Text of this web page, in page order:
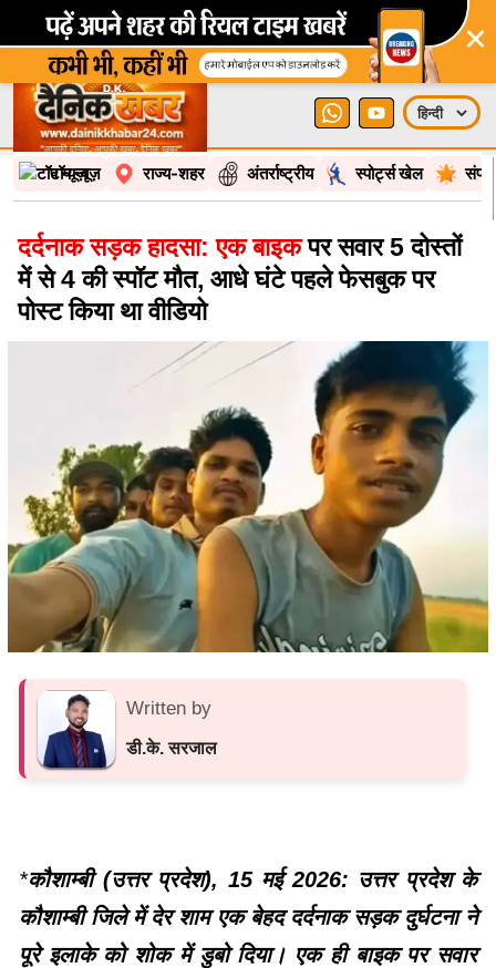
×
टॉप न्यूज़ राज्य-शहर अंतर्राष्ट्रीय स्पोर्ट्स खेल
दर्दनाक सड़क हादसा: एक बाइकपर सवार 5 दोस्तों
में से 4 की स्पॉट मौत, आधे घंटे पहले फेसबुक पर
पोस्ट किया था वीडियो
Written by
डी.के. सरजाल
*कौशाम्बी (उत्तर प्रदेश), 15 मई 2026: उत्तर प्रदेश के
कौशाम्बी जिले में देर शाम एक बेहद दर्दनाक सड़क दुर्घटना ने
पूरे इलाके को शोक में डुबो दिया। एक ही बाइक पर सवार